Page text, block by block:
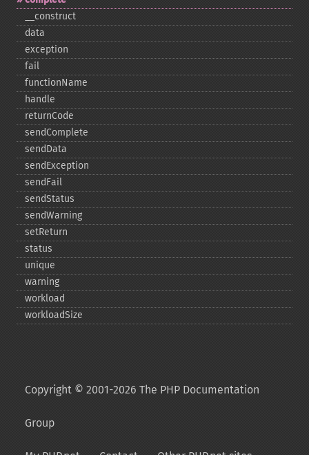
_​_​construct
data
exception
fail
functionName
handle
returnCode
sendComplete
sendData
sendException
sendFail
sendStatus
sendWarning
setReturn
status
unique
warning
workload
workloadSize
Copyright © 2001-2026 The PHP Documentation
Group